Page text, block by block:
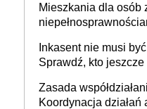
Mieszkania dla osób
samodzielnie lub z
Inkasent nie musi
Sprawdź, kto
Zasada
Koordynacja działań